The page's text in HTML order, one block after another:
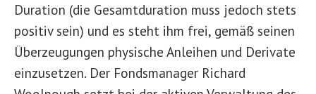
Duration (die Gesamtduration muss jedoch stets
positiv sein) und es steht ihm frei, gemäß seinen
Überzeugungen physische Anleihen und Derivate
einzusetzen. Der Fondsmanager Richard